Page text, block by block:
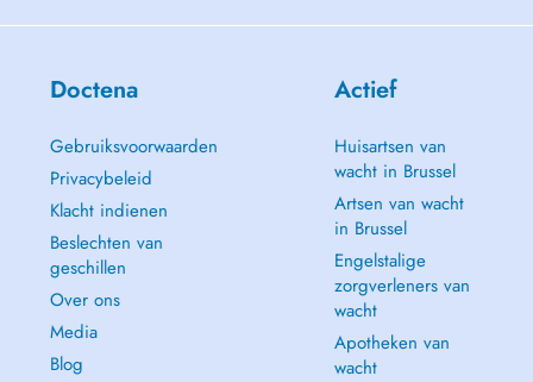
Doctena
Gebruiksvoorwaarden
Privacybeleid
Klacht indienen
Beslechten van
geschillen
Over ons
Media
Blog
Actief
Huisartsen van
wacht in Brussel
Artsen van wacht
in Brussel
Engelstalige
zorgverleners van
wacht
Apotheken van
wacht